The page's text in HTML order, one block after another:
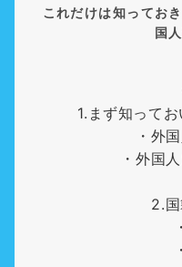
これだけは知ってお
国
1.まず知って
・外国
・外国
2.